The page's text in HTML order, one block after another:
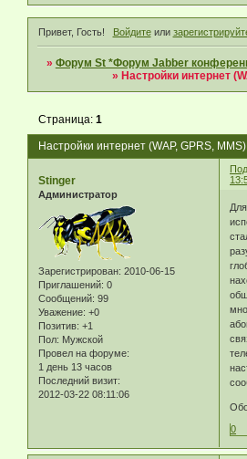
Привет, Гость! Войдитеили
» Форум St *Форум Jabber
» Настройки интернет
Настройки интернет (WAP, GPRS, MMS)
Страница:1
Stinger
Администратор
Зарегистрирован: 2010-06-15
Приглашений: 0
Сообщений: 99
Уважение: +0
Позитив: +1
Пол: Мужской
Провел на форуме:
1 день 13 часов
Последний визит:
2012-03-22 08:11:06
0